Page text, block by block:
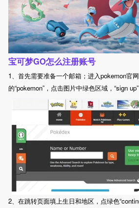
宝可梦GO怎么注册账号
1、首先需要准备一个邮箱；进入pokemon官
的“pokemon”，点击图片中绿色区域，“sign up”
2、在跳转页面填上生日和地区，点绿色